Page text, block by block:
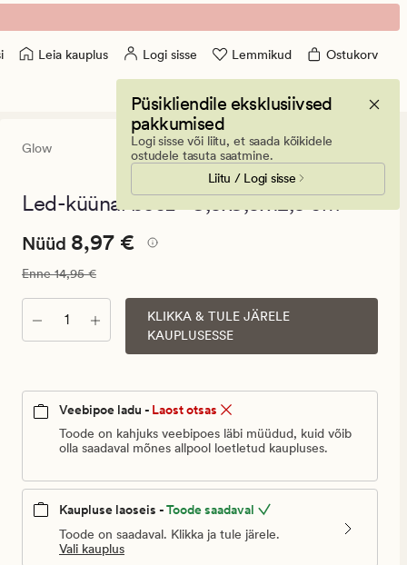
Leia kauplus Logi sisse Lemmikud Ostukorv
Püsikliendile eksklusiivsed
pakkumised
Logi sisse või liitu, et saada kõikidele
ostudele tasuta saatmine.
Liitu / Logi sisse
Glow
arvustust
5
Led-küünal beež - 9,5x9,5x12,5 cm
Nåværende
8,97
€.
Vanlig
pris_ee
€
Nåværende pris_ee
Nüüd 8,97 €
Vanlig pris_ee
Enne14,95 €
Kogus
KLIKKA & TULE JÄRELE
KAUPLUSESSE
Veebipoe ladu - Laost otsas
Toode on kahjuks veebipoes läbi müüdud, kuid võib
olla saadaval mõnes allpool loetletud kaupluses.
Kaupluse laoseis -Toode saadaval
Toode on saadaval. Klikka ja tule järele.
Vali kauplus